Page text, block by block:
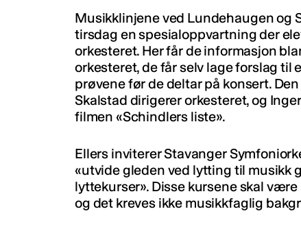
Musikklinjene ved Lundehaugen og
tirsdag en spesialoppvartning der
orkesteret. Her får de informasjon
orkesteret, de får selv lage forslag til
prøvene før de deltar på konsert.
Skalstad dirigerer orkesteret, og
filmen «Schindlers liste».
Ellers inviterer Stavanger
«utvide gleden ved lytting til musikk
lyttekurser». Disse kursene skal
og det kreves ikke musikkfaglig